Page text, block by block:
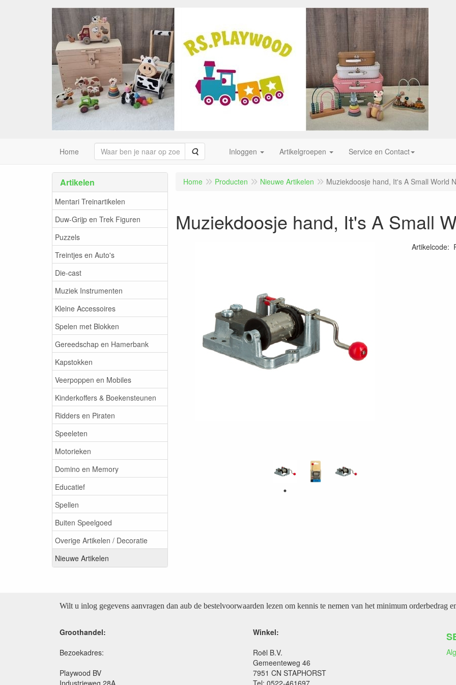
Home Zoeken Inloggen Artikelgroepen Service en Contact
Artikelen
Mentari Treinartikelen
Duw-Grijp en Trek Figuren
Puzzels
Treintjes en Auto's
Die-cast
Muziek Instrumenten
Kleine Accessoires
Spelen met Blokken
Gereedschap en Hamerbank
Kapstokken
Veerpoppen en Mobiles
Kinderkoffers & Boekensteunen
Ridders en Piraten
Speeleten
Motorieken
Domino en Memory
Educatief
Spellen
Buiten Speelgoed
Overige Artikelen / Decoratie
Nieuwe Artikelen
Home Producten Nieuwe Artikelen Muziekdoosje hand, It's A Small World
Muziekdoosje hand, It's A Small
Artikelcode:
Wilt u inlog gegevens aanvragen dan aub de bestelvoorwaarden lezen om kennis te nemen van het minimum orderbedrag
Groothandel:
Bezoekadres:
Playwood BV
Industrieweg 28A
Winkel:
Roël B.V.
Gemeenteweg 46
7951 CN STAPHORST
Tel: 0522-461697